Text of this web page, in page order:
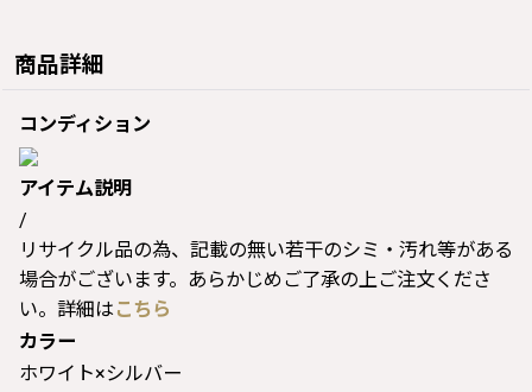
商品詳細
コンディション
アイテム説明
/
リサイクル品の為、記載の無い若干のシミ・汚れ等がある
場合がございます。あらかじめご了承の上ご注文くださ
い。詳細は こちら
カラー
ホワイト×シルバー